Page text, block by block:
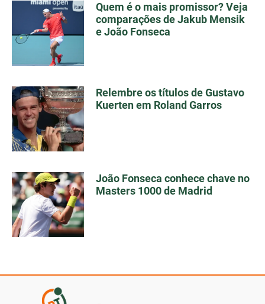
Quem é o mais promissor? Veja
comparações de Jakub Mensik
e João Fonseca
Relembre os títulos de Gustavo
Kuerten em Roland Garros
João Fonseca conhece chave no
Masters 1000 de Madrid